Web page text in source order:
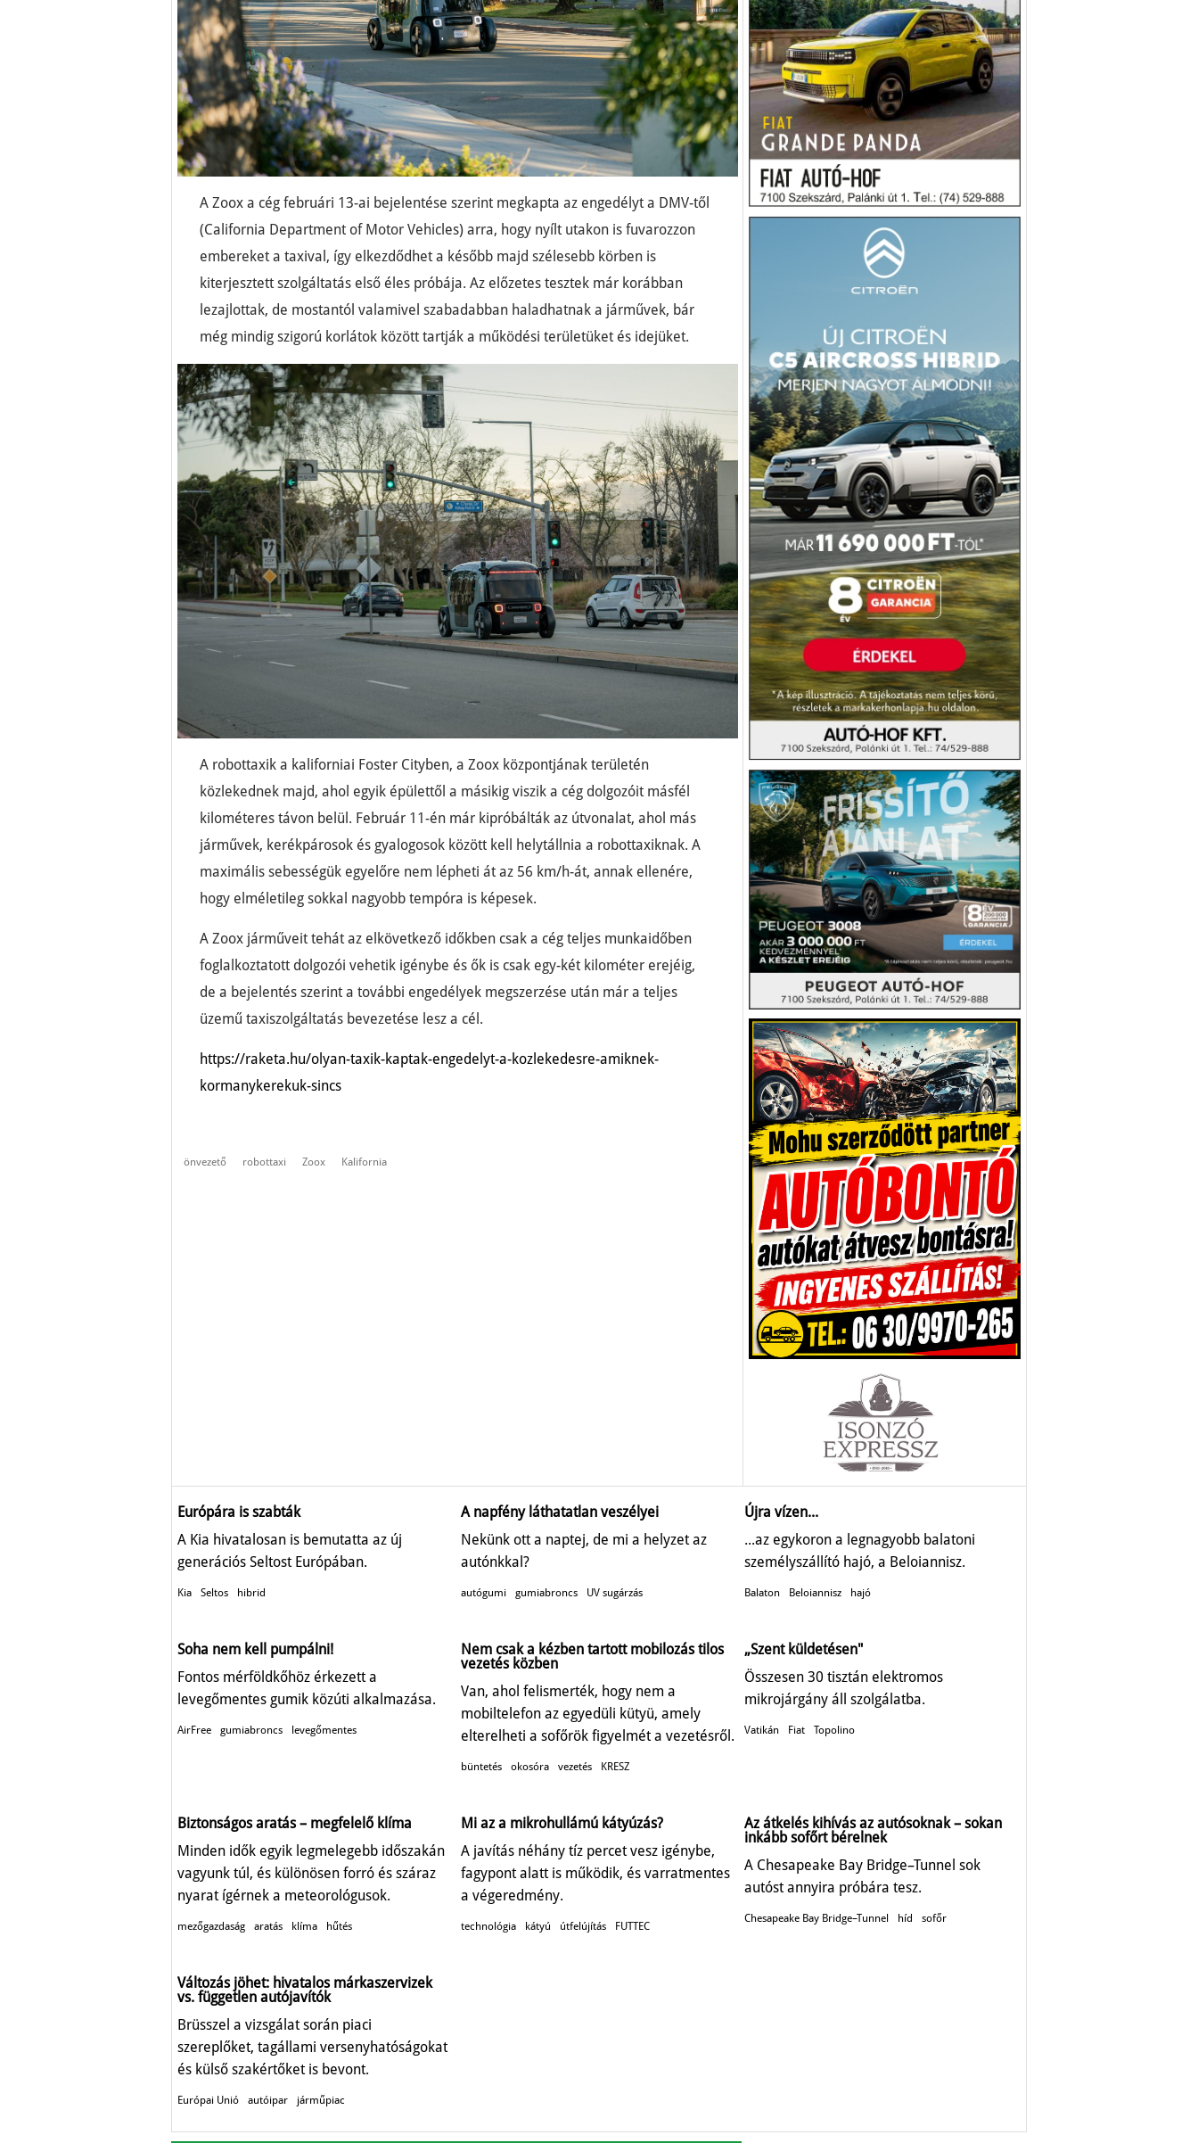
A Zoox a cég februári 13-ai bejelentése szerint megkapta az engedélyt a DMV-től
(California Department of Motor Vehicles) arra, hogy nyílt utakon is fuvarozzon
embereket a taxival, így elkezdődhet a később majd szélesebb körben is
kiterjesztett szolgáltatás első éles próbája. Az előzetes tesztek már korábban
lezajlottak, de mostantól valamivel szabadabban haladhatnak a járművek, bár
még mindig szigorú korlátok között tartják a működési területüket és idejüket.
A robottaxik a kaliforniai Foster Cityben, a Zoox központjának területén
közlekednek majd, ahol egyik épülettől a másikig viszik a cég dolgozóit másfél
kilométeres távon belül. Február 11-én már kipróbálták az útvonalat, ahol más
járművek, kerékpárosok és gyalogosok között kell helytállnia a robottaxiknak. A
maximális sebességük egyelőre nem lépheti át az 56 km/h-át, annak ellenére,
hogy elméletileg sokkal nagyobb tempóra is képesek.
A Zoox járműveit tehát az elkövetkező időkben csak a cég teljes munkaidőben
foglalkoztatott dolgozói vehetik igénybe és ők is csak egy-két kilométer erejéig,
de a bejelentés szerint a további engedélyek megszerzése után már a teljes
üzemű taxiszolgáltatás bevezetése lesz a cél.
https://raketa.hu/olyan-taxik-kaptak-engedelyt-a-kozlekedesre-amiknek-
kormanykerekuk-sincs
önvezető robottaxi Zoox Kalifornia
Európára is szabták
A Kia hivatalosan is bemutatta az új
generációs Seltost Európában.
Kia Seltos hibrid
A napfény láthatatlan veszélyei
Nekünk ott a naptej, de mi a helyzet az
autónkkal?
autógumi gumiabroncs UV sugárzás
Újra vízen...
...az egykoron a legnagyobb balatoni
személyszállító hajó, a Beloiannisz.
Balaton Beloiannisz hajó
Soha nem kell pumpálni!
Fontos mérföldkőhöz érkezett a
levegőmentes gumik közúti alkalmazása.
AirFree gumiabroncs levegőmentes
Nem csak a kézben tartott mobilozás tilos
vezetés közben
Van, ahol felismerték, hogy nem a
mobiltelefon az egyedüli kütyü, amely
elterelheti a sofőrök figyelmét a vezetésről.
büntetés okosóra vezetés KRESZ
„Szent küldetésen"
Összesen 30 tisztán elektromos
mikrojárgány áll szolgálatba.
Vatikán Fiat Topolino
Biztonságos aratás – megfelelő klíma
Minden idők egyik legmelegebb időszakán
vagyunk túl, és különösen forró és száraz
nyarat ígérnek a meteorológusok.
mezőgazdaság aratás klíma hűtés
Mi az a mikrohullámú kátyúzás?
A javítás néhány tíz percet vesz igénybe,
fagypont alatt is működik, és varratmentes
a végeredmény.
technológia kátyú útfelújítás FUTTEC
Az átkelés kihívás az autósoknak – sokan
inkább sofőrt bérelnek
A Chesapeake Bay Bridge–Tunnel sok
autóst annyira próbára tesz.
Chesapeake Bay Bridge–Tunnel híd sofőr
Változás jöhet: hivatalos márkaszervizek
vs. független autójavítók
Brüsszel a vizsgálat során piaci
szereplőket, tagállami versenyhatóságokat
és külső szakértőket is bevont.
Európai Unió autóipar járműpiac